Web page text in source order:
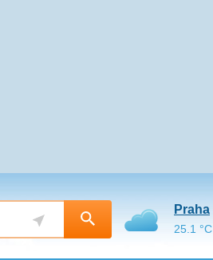
Praha
25.1 °C